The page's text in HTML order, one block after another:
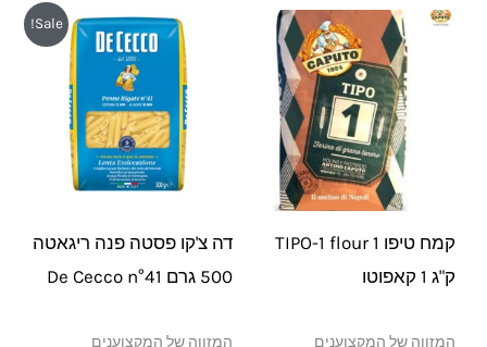
קמח טיפו 1 TIPO-1 flour
ק"ג 1 קאפוטו
המזווה של המקצוענים
Sale!
דה צ'קו פסטה פנה ריגאטה
500 גרם De Cecco n°41
המזווה של המקצוענים
המחיר
המקורי
היה:
₪16.90.
המחיר
הנוכחי
הוא:
₪12.90.